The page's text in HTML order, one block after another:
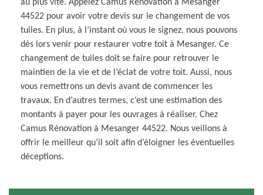
au plus vite. Appelez Camus Rénovation à Mesanger
44522 pour avoir votre devis sur le changement de vos
tuiles. En plus, à l’instant où vous le signez, nous pouvons
dès lors venir pour restaurer votre toit à Mesanger. Ce
changement de tuiles doit se faire pour retrouver le
maintien de la vie et de l’éclat de votre toit. Aussi, nous
vous remettrons un devis avant de commencer les
travaux. En d’autres termes, c’est une estimation des
montants à payer pour les ouvrages à réaliser. Chez
Camus Rénovation à Mesanger 44522. Nous veillons à
offrir le meilleur qu’il soit afin d’éloigner les éventuelles
déceptions.